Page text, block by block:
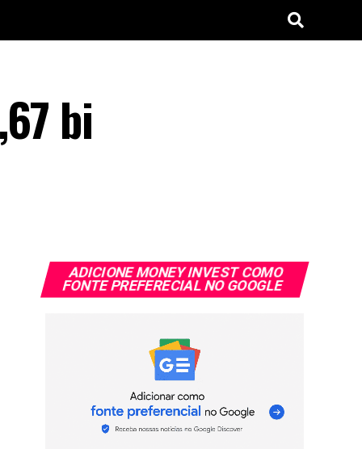
bi
ADICIONE MONEY INVEST COMO
FONTE PREFERECIAL NO GOOGLE